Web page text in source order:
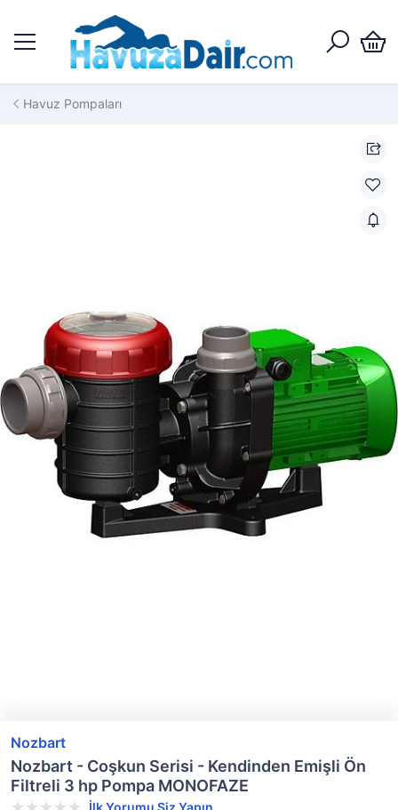
Havuz Pompaları
Nozbart
Nozbart - Coşkun Serisi - Kendinden Emişli Ön
Filtreli 3 hp Pompa MONOFAZE
İlk Yorumu Siz Yapın